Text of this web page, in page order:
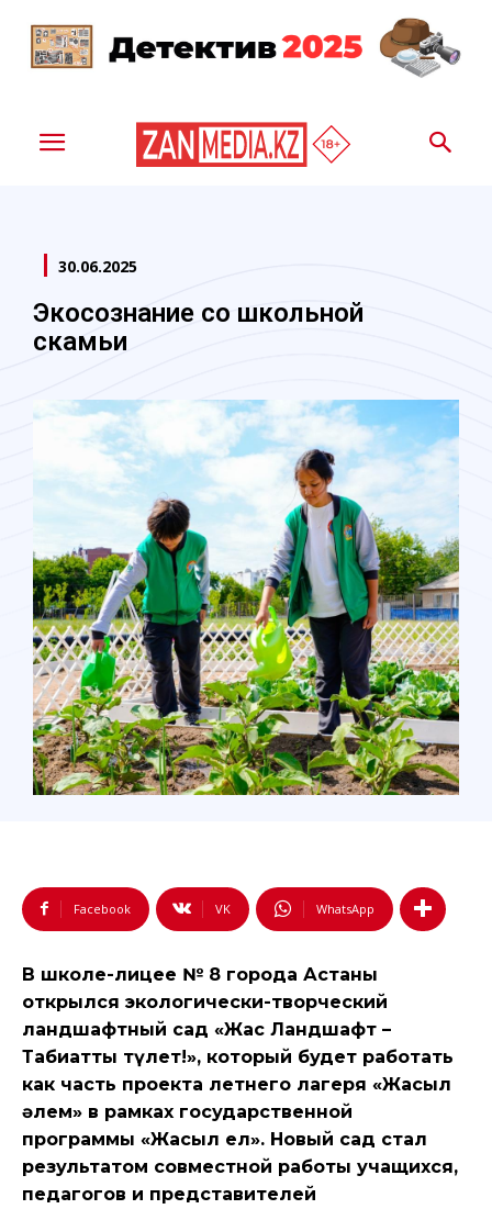
30.06.2025
Экосознание со школьной
скамьи
Facebook VK WhatsApp
В школе-лицее № 8 города Астаны
открылся экологически-творческий
ландшафтный сад «Жас Ландшафт –
Табиғатты түлет!», который будет работать
как часть проекта летнего лагеря «Жасыл
әлем» в рамках государственной
программы «Жасыл ел». Новый сад стал
результатом совместной работы учащихся,
педагогов и представителей